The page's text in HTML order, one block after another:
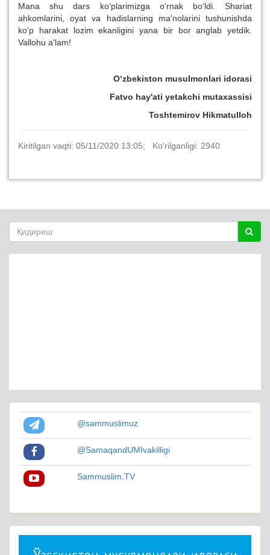
Mana shu dars ko‘plarimizga o‘rnak bo‘ldi. Shariat
ahkomlarini, oyat va hadislarning ma'nolarini tushunishda
ko‘p harakat lozim ekanligini yana bir bor anglab yetdik.
Vallohu a'lam!
O‘zbekiston musulmonlari idorasi
Fatvo hay'ati yetakchi mutaxassisi
Toshtemirov Hikmatulloh
Kiritilgan vaqti: 05/11/2020 13:05; Ko‘rilganligi: 2940
@sammuslimuz
@SamaqandUMIvakilligi
Sammuslim.TV